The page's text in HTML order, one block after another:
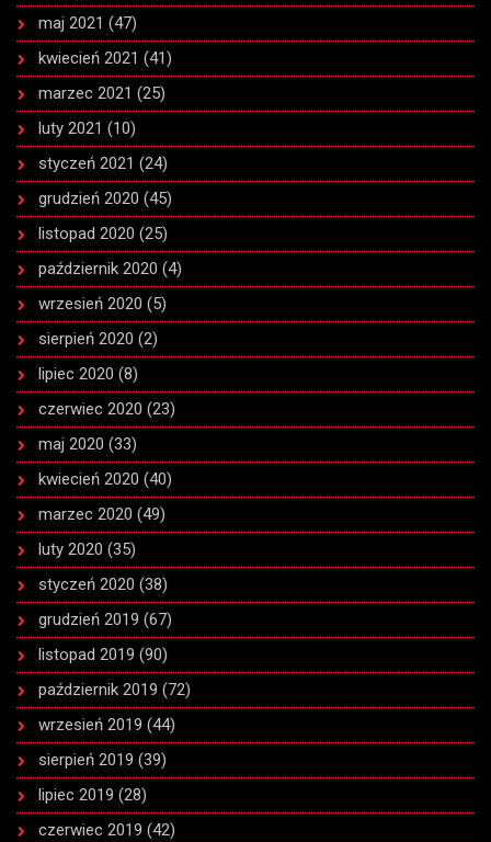
maj 2021 (47)
kwiecień 2021 (41)
marzec 2021 (25)
luty 2021 (10)
styczeń 2021 (24)
grudzień 2020 (45)
listopad 2020 (25)
październik 2020 (4)
wrzesień 2020 (5)
sierpień 2020 (2)
lipiec 2020 (8)
czerwiec 2020 (23)
maj 2020 (33)
kwiecień 2020 (40)
marzec 2020 (49)
luty 2020 (35)
styczeń 2020 (38)
grudzień 2019 (67)
listopad 2019 (90)
październik 2019 (72)
wrzesień 2019 (44)
sierpień 2019 (39)
lipiec 2019 (28)
czerwiec 2019 (42)